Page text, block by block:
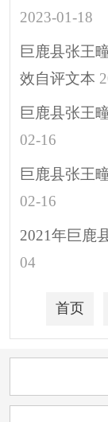
2023-01-18
巨鹿县张王
效自评文本
巨鹿县张王
02-16
巨鹿县张王
02-16
2021年巨鹿
04
首页